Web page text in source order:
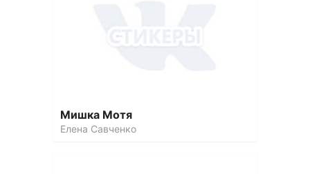
Мишка Мотя
Елена Савченко